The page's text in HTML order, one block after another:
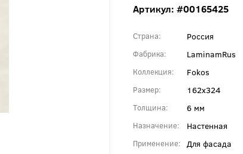
Артикул: #00165425
Страна Россия
Фабрика LaminamRus
Коллекция Fokos
Размер 162x324
Толщина 6 мм
Назначение Настенная
Применение Для фасада